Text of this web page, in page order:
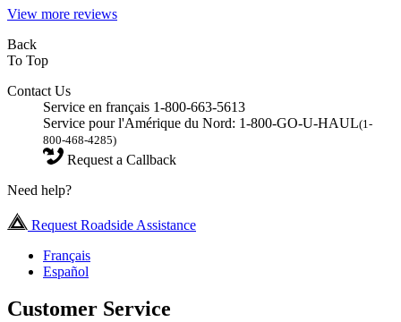
View more reviews
Back
To Top
Contact Us
Service en français 1-800-663-5613
Service pour l'Amérique du Nord: 1-800-GO-U-HAUL(1-
800-468-4285)
Request a Callback
Need help?
Request Roadside Assistance
Français
Español
Customer Service